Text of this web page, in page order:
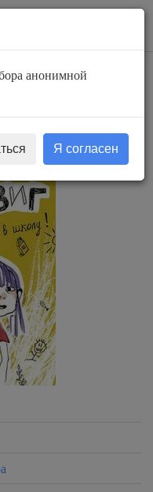
то
анонимной
Я согласен